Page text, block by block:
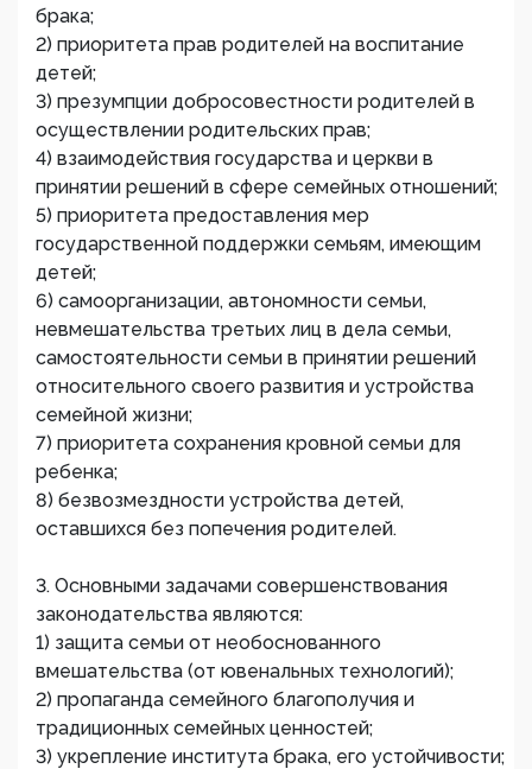
брака;
2) приоритета прав родителей на воспитание
детей;
3) презумпции добросовестности родителей в
осуществлении родительских прав;
4) взаимодействия государства и церкви в
принятии решений в сфере семейных отношений;
5) приоритета предоставления мер
государственной поддержки семьям, имеющим
детей;
6) самоорганизации, автономности семьи,
невмешательства третьих лиц в дела семьи,
самостоятельности семьи в принятии решений
относительного своего развития и устройства
семейной жизни;
7) приоритета сохранения кровной семьи для
ребенка;
8) безвозмездности устройства детей,
оставшихся без попечения родителей.
3. Основными задачами совершенствования
законодательства являются:
1) защита семьи от необоснованного
вмешательства (от ювенальных технологий);
2) пропаганда семейного благополучия и
традиционных семейных ценностей;
3) укрепление института брака, его устойчивости;